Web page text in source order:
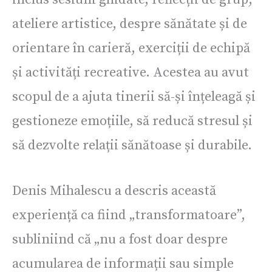
ateliere artistice, despre sănătate și de
orientare în carieră, exerciții de echipă
și activități recreative. Acestea au avut
scopul de a ajuta tinerii să-și înțeleagă și
gestioneze emoțiile, să reducă stresul și
să dezvolte relații sănătoase și durabile.
Denis Mihalescu a descris această
experiență ca fiind „transformatoare”,
subliniind că „nu a fost doar despre
acumularea de informații sau simple